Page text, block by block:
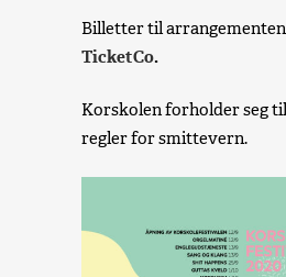
Billetter til
TicketCo.
Korskolen forholder seg
regler for smittevern.